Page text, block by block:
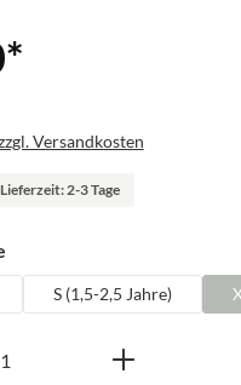
*
Versandkosten
2-3 Tage
auswählen
S (1,5-2,5 Jahre)
Gib den